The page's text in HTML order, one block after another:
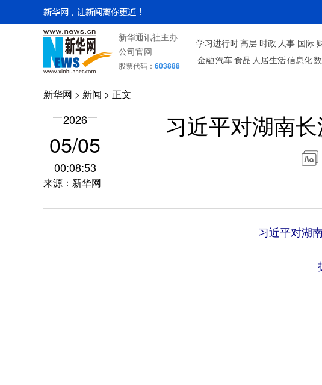
新华通讯社主办
公司官网
股票代码： 603888
学习进行时 高层 时政 人事 国际
金融 汽车 食品 人居生活信息化
新华网 > 新闻 > 正文
2026
05/05
00:08:53
来源：新华网
习近平对湖南
习近平对湖